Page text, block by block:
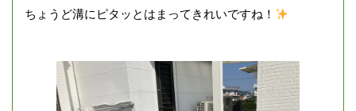
ちょうど溝にピタッとはまってきれいですね！